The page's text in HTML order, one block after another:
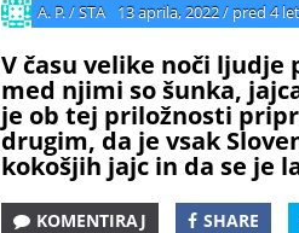
A. P. / STA 13 aprila, 2022/ pred 4
V času velike noči
med njimi so šunka,
je ob tej priložnosti
drugim, da je vsak
kokošjih jajc in da se je
KOMENTIRAJ SHARE